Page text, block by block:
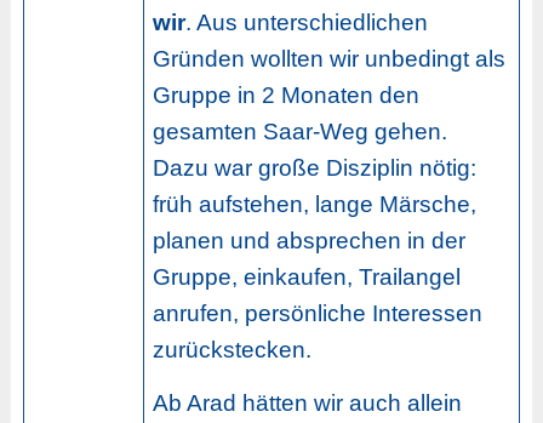
wir. Aus unterschiedlichen
Gründen wollten wir unbedingt als
Gruppe in 2 Monaten den
gesamten Saar-Weg gehen.
Dazu war große Disziplin nötig:
früh aufstehen, lange Märsche,
planen und absprechen in der
Gruppe, einkaufen, Trailangel
anrufen, persönliche Interessen
zurückstecken.
Ab Arad hätten wir auch allein